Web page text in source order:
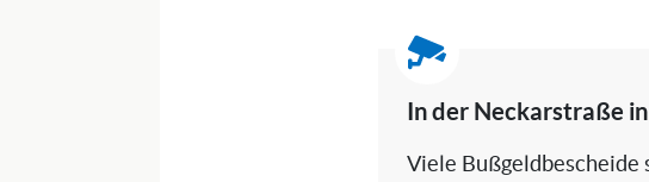
In der Neckarstraße
Viele Bußgeldbescheide